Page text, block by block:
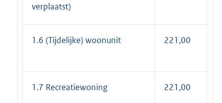
verplaatst)
1.6 (Tijdelijke) woonunit 221,00
1.7 Recreatiewoning 221,00